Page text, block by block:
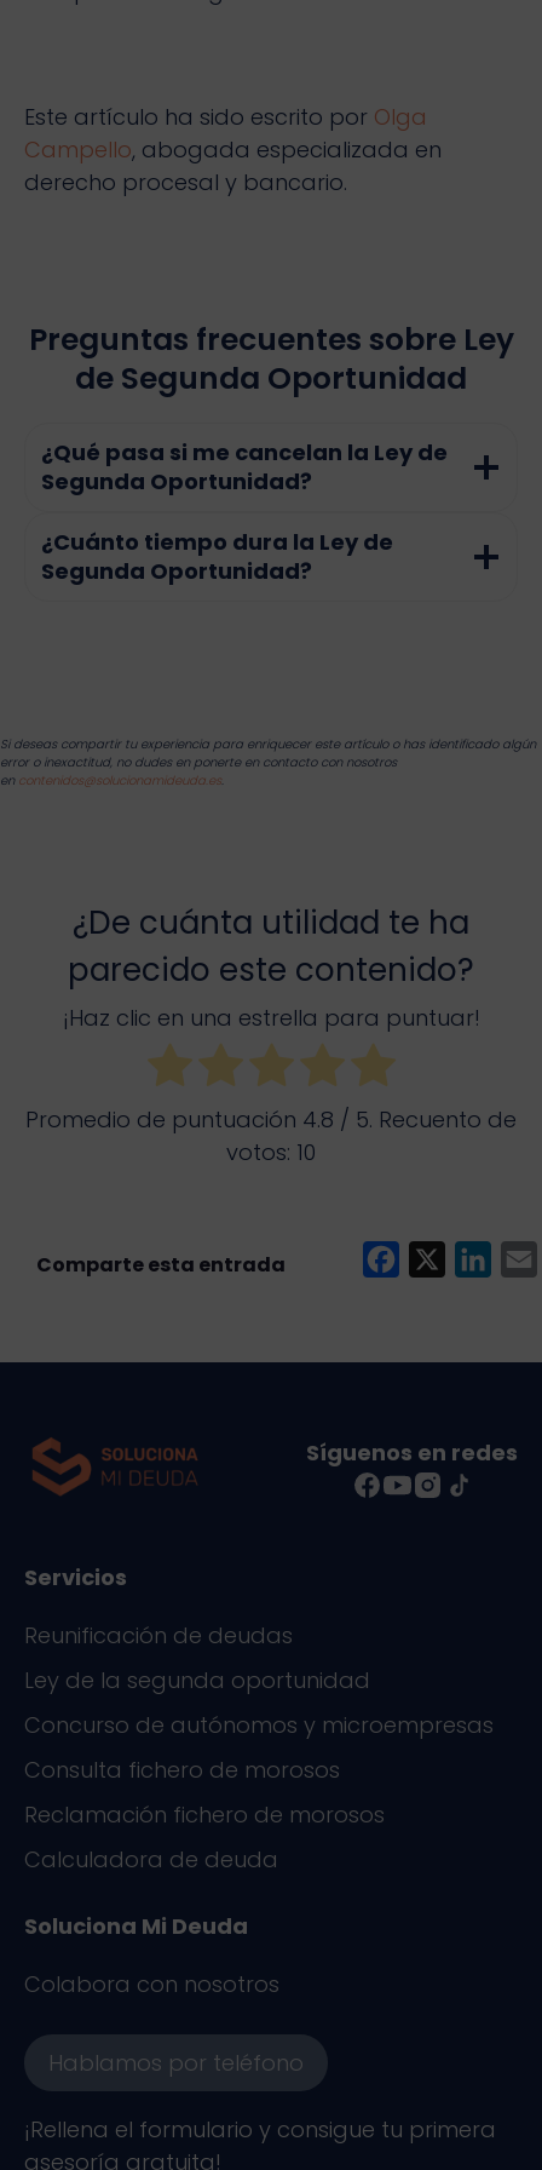
Este artículo ha sido escrito por Olga
Campello, abogada especializada en
derecho procesal y bancario.
Preguntas frecuentes sobre Ley
de Segunda Oportunidad
¿Qué pasa si me cancelan la Ley de
Segunda Oportunidad?
¿Cuánto tiempo dura la Ley de
Segunda Oportunidad?
Si deseas compartir tu experiencia para enriquecer este artículo o has identificado algún
error o inexactitud, no dudes en ponerte en contacto con nosotros
en contenidos@solucionamideuda.es.
¿De cuánta utilidad te ha
parecido este contenido?
¡Haz clic en una estrella para puntuar!
Promedio de puntuación 4.8 / 5. Recuento de
votos: 10
e
o
k
i
Síguenos en redes
Servicios
Reunificación de deudas
Ley de la segunda oportunidad
Concurso de autónomos y microempresas
Consulta fichero de morosos
Reclamación fichero de morosos
Calculadora de deuda
Soluciona Mi Deuda
Colabora con nosotros
Hablamos por teléfono
¡Rellena el formulario y consigue tu primera
asesoría gratuita!